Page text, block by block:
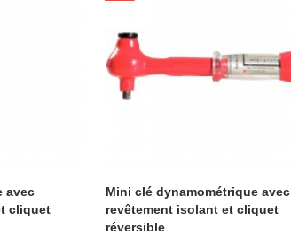
avec
cliquet
Mini clé dynamométrique avec
revêtement isolant et cliquet
réversible